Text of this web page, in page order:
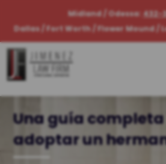
Midland / Odessa: 432-
Dallas / Fort Worth / Flower Mound /
Una guía
adoptar un